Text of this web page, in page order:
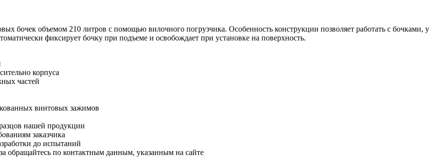
бочек объемом 210 литров с помощью вилочного погрузчика. Особенность конструкции позволяет работать с бочками, у
фиксирует бочку при подъеме и освобождает при установке на поверхность.
корпуса
частей
винтовых зажимов
нашей продукции
заказчика
до испытаний
обращайтесь по контактным данным, указанным на сайте